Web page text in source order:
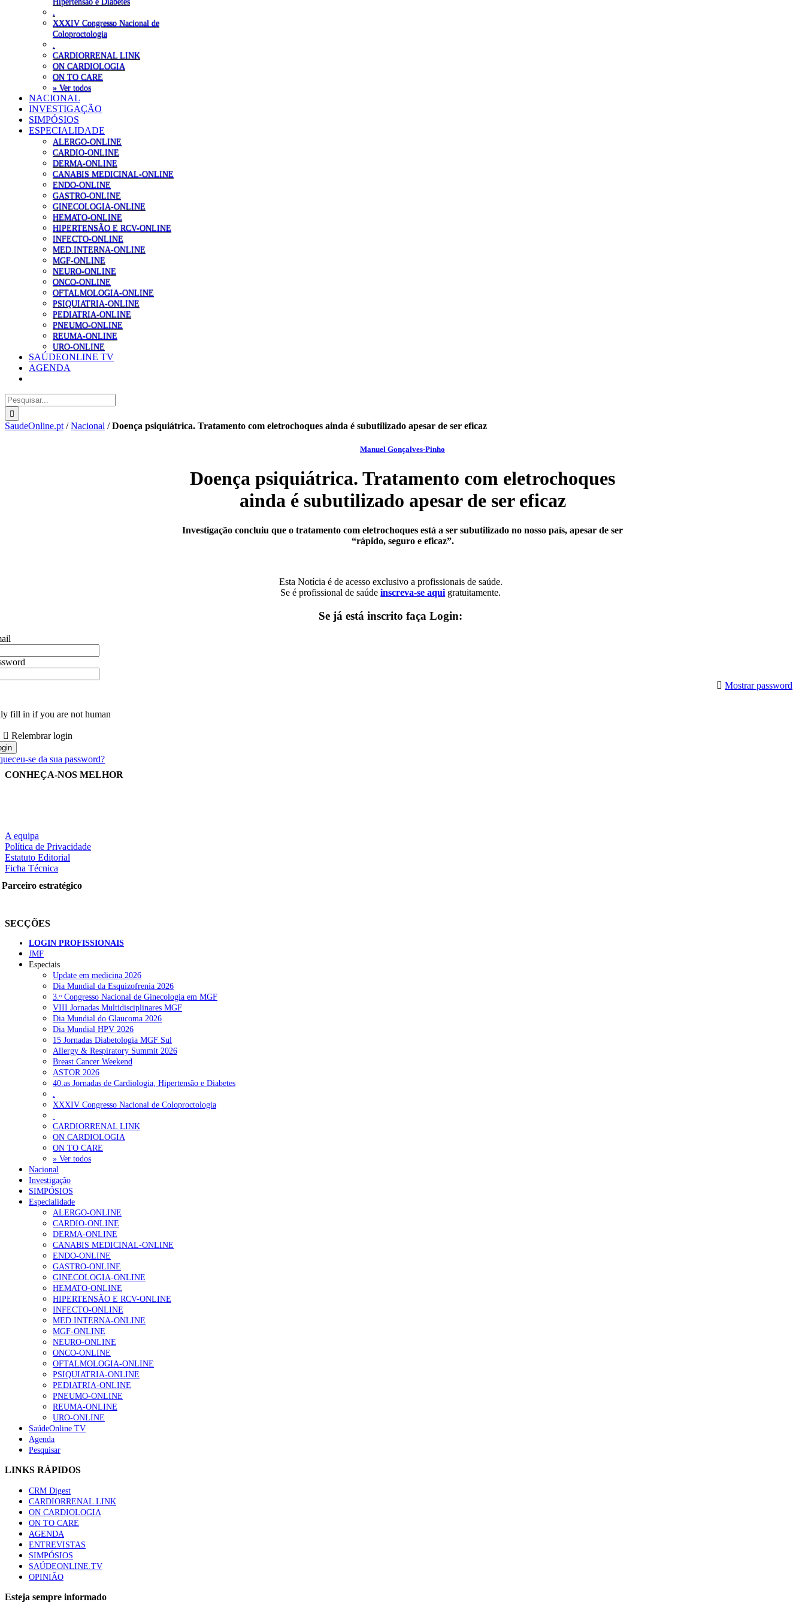
XXXIV Congresso Nacional de
Coloproctologia
CARDIORRENAL LINK
ON CARDIOLOGIA
ON TO CARE
» Ver todos
NACIONAL
INVESTIGAÇÃO
SIMPÓSIOS
ESPECIALIDADE
ALERGO-ONLINE
CARDIO-ONLINE
DERMA-ONLINE
CANABIS MEDICINAL-ONLINE
ENDO-ONLINE
GASTRO-ONLINE
GINECOLOGIA-ONLINE
HEMATO-ONLINE
HIPERTENSÃO E RCV-ONLINE
INFECTO-ONLINE
MED.INTERNA-ONLINE
MGF-ONLINE
NEURO-ONLINE
ONCO-ONLINE
OFTALMOLOGIA-ONLINE
PSIQUIATRIA-ONLINE
PEDIATRIA-ONLINE
PNEUMO-ONLINE
REUMA-ONLINE
URO-ONLINE
SAÚDEONLINE TV
AGENDA
Pesquisar
SaudeOnline.pt /Nacional /Doença psiquiátrica. Tratamento com eletrochoques ainda é subutilizado apesar de ser eficaz
Manuel Gonçalves-Pinho
Doença psiquiátrica. Tratamento com eletrochoques
ainda é subutilizado apesar de ser eficaz
Investigação concluiu que o tratamento com eletrochoques está a ser subutilizado no nosso país, apesar de ser
“rápido, seguro e eficaz”.
Esta Notícia é de acesso exclusivo a profissionais de saúde.
Se é profissional de saúdeinscreva-se aqui gratuitamente.
Se já está inscrito faça Login:
Mostrar password
fill in if you are not human
Relembrar login
se da sua password?
CONHEÇA-NOS MELHOR
A equipa
Política de Privacidade
Estatuto Editorial
Ficha Técnica
Parceiro estratégico
SECÇÕES
LOGIN PROFISSIONAIS
JMF
Especiais
Update em medicina 2026
Dia Mundial da Esquizofrenia 2026
3.ᵒ Congresso Nacional de Ginecologia em MGF
VIII Jornadas Multidisciplinares MGF
Dia Mundial do Glaucoma 2026
Dia Mundial HPV 2026
15 Jornadas Diabetologia MGF Sul
Allergy & Respiratory Summit 2026
Breast Cancer Weekend
ASTOR 2026
40.as Jornadas de Cardiologia, Hipertensão e Diabetes
.
XXXIV Congresso Nacional de Coloproctologia
.
CARDIORRENAL LINK
ON CARDIOLOGIA
ON TO CARE
» Ver todos
Nacional
Investigação
SIMPÓSIOS
Especialidade
ALERGO-ONLINE
CARDIO-ONLINE
DERMA-ONLINE
CANABIS MEDICINAL-ONLINE
ENDO-ONLINE
GASTRO-ONLINE
GINECOLOGIA-ONLINE
HEMATO-ONLINE
HIPERTENSÃO E RCV-ONLINE
INFECTO-ONLINE
MED.INTERNA-ONLINE
MGF-ONLINE
NEURO-ONLINE
ONCO-ONLINE
OFTALMOLOGIA-ONLINE
PSIQUIATRIA-ONLINE
PEDIATRIA-ONLINE
PNEUMO-ONLINE
REUMA-ONLINE
URO-ONLINE
SaúdeOnline TV
Agenda
Pesquisar
LINKS RÁPIDOS
CRM Digest
CARDIORRENAL LINK
ON CARDIOLOGIA
ON TO CARE
AGENDA
ENTREVISTAS
SIMPÓSIOS
SAÚDEONLINE.TV
OPINIÃO
Esteja sempre informado